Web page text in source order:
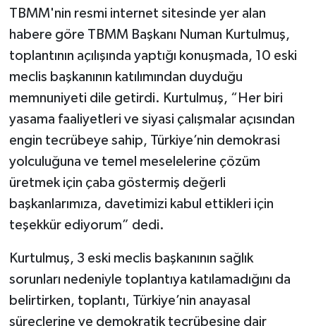
TBMM'nin resmi internet sitesinde yer alan
habere göre TBMM Başkanı Numan Kurtulmuş,
toplantının açılışında yaptığı konuşmada, 10 eski
meclis başkanının katılımından duyduğu
memnuniyeti dile getirdi. Kurtulmuş, “Her biri
yasama faaliyetleri ve siyasi çalışmalar açısından
engin tecrübeye sahip, Türkiye’nin demokrasi
yolculuğuna ve temel meselelerine çözüm
üretmek için çaba göstermiş değerli
başkanlarımıza, davetimizi kabul ettikleri için
teşekkür ediyorum” dedi.
Kurtulmuş, 3 eski meclis başkanının sağlık
sorunları nedeniyle toplantıya katılamadığını da
belirtirken, toplantı, Türkiye’nin anayasal
süreçlerine ve demokratik tecrübesine dair